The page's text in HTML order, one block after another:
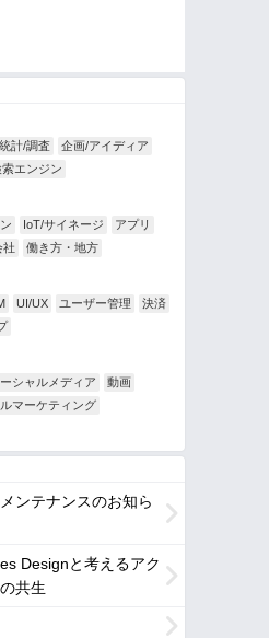
統計/調査
企画/アイディア
索エンジン
IoT/サイネージ
アプリ
社 働き方・地方
UI/UX ユーザー管理
決済
シャルメディア
動画
ルマーケティング
ンテナンスのお知ら
Designと考えるアク
共生